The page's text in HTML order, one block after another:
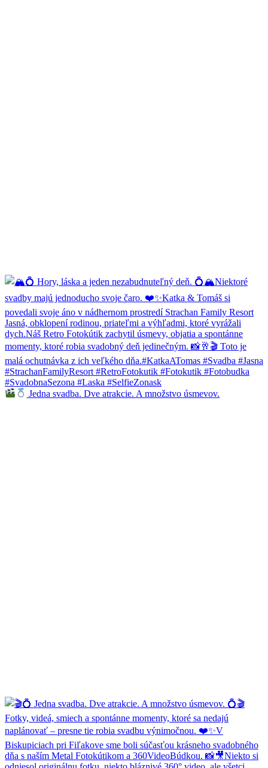
Jedna svadba. Dve atrakcie. A množstvo úsmevov.